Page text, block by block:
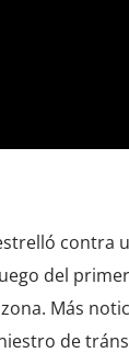
contra
del
Más
de